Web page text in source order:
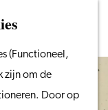
(Functioneel,
zijn om de
Door op
Vanaf het water
wandelen
Winkelen
Eten & drinken